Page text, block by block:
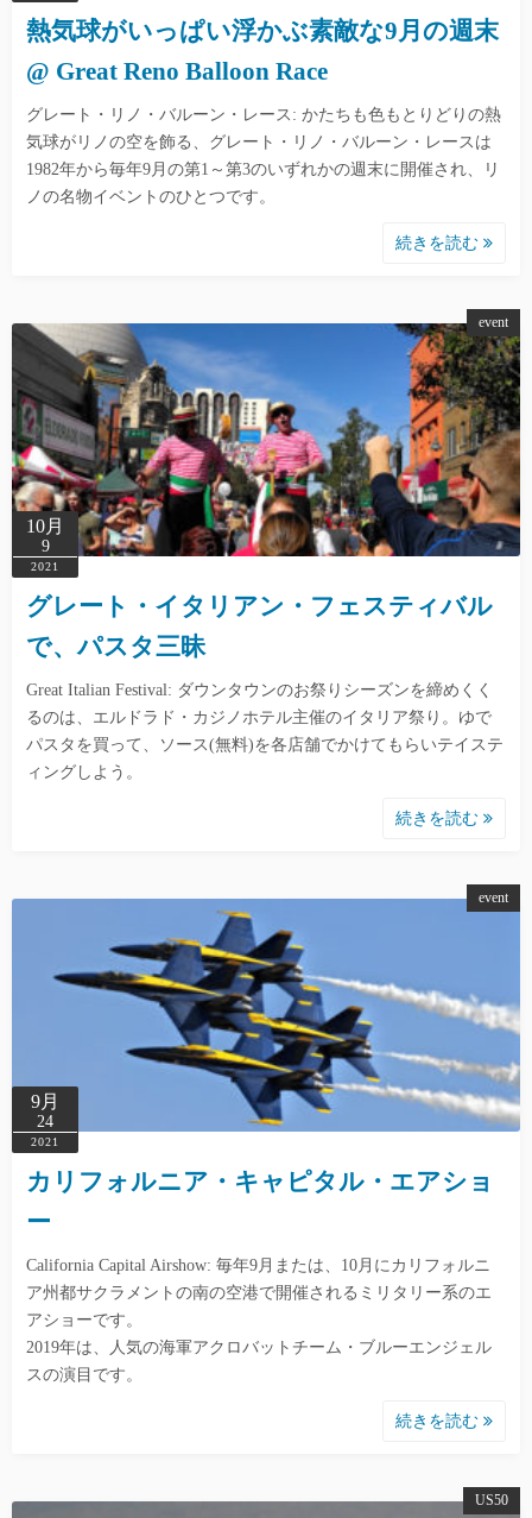
熱気球がいっぱい浮かぶ素敵な9月の週末
@ Great Reno Balloon Race
グレート・リノ・バルーン・レース: かたちも色もとりどりの熱
気球がリノの空を飾る、グレート・リノ・バルーン・レースは
1982年から毎年9月の第1～第3のいずれかの週末に開催され、リ
ノの名物イベントのひとつです。
続きを読む
event
10月
9
2021
グレート・イタリアン・フェスティバル
で、パスタ三昧
Great Italian Festival: ダウンタウンのお祭りシーズンを締めくく
るのは、エルドラド・カジノホテル主催のイタリア祭り。ゆで
パスタを買って、ソース(無料)を各店舗でかけてもらいテイステ
ィングしよう。
続きを読む
event
9月
24
2021
カリフォルニア・キャピタル・エアショ
ー
California Capital Airshow: 毎年9月または、10月にカリフォルニ
ア州都サクラメントの南の空港で開催されるミリタリー系のエ
アショーです。
2019年は、人気の海軍アクロバットチーム・ブルーエンジェル
スの演目です。
続きを読む
US50